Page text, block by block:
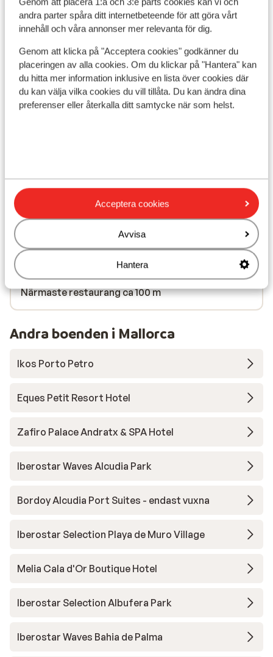
andra parter spåra ditt internetbeteende för att göra vårt
innehåll och våra annonser mer relevanta för dig.
Genom att klicka på "Acceptera cookies" godkänner du
placeringen av alla cookies. Om du klickar på "Hantera" kan
du hitta mer information inklusive en lista över cookies där
du kan välja vilka cookies du vill tillåta. Du kan ändra dina
preferenser eller återkalla ditt samtycke när som helst.
Acceptera cookies
Avvisa
Hantera
Visa på karta
solstolar (mot betalning) , parasoll (mot betalning)
)
Avstånd till centrum: ca 500 m
Avstånd till flygplats ca 64 km
Avstånd till busshållplats ca 500 m
Avstånd till uttagsautomat ca 500 m
Närmaste butiker ca 150 m
Närmaste kiosk ca 200 m
Närmaste restaurang ca 100 m
Andra boenden i Mallorca
Ikos Porto Petro
Eques Petit Resort Hotel
Zafiro Palace Andratx & SPA Hotel
Iberostar Waves Alcudia Park
Bordoy Alcudia Port Suites - endast vuxna
Iberostar Selection Playa de Muro Village
Melia Cala d'Or Boutique Hotel
Iberostar Selection Albufera Park
Iberostar Waves Bahia de Palma